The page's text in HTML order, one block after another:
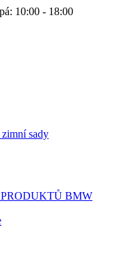
10:00 - 18:00
sady
BMW